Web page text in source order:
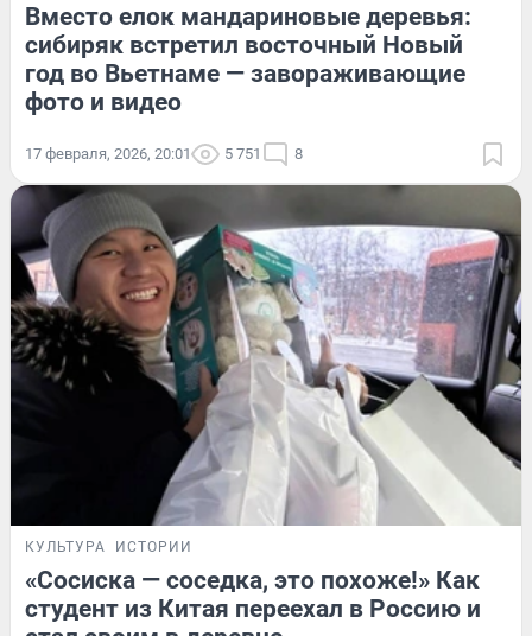
Вместо елок мандариновые деревья:
сибиряк встретил восточный Новый
год во Вьетнаме — завораживающие
фото и видео
17 февраля, 2026, 20:01 5 751 8
КУЛЬТУРА ИСТОРИИ
«Сосиска — соседка, это похоже!» Как
студент из Китая переехал в Россию и